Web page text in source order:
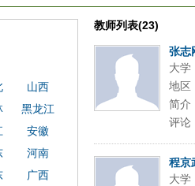
教师列表(23)
张志
大学
地区
简介
评论
程京
大学
山西
黑龙江
安徽
河南
广西